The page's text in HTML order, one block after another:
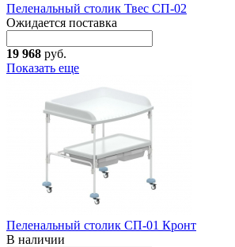
Пеленальный столик Твес СП-02
Ожидается поставка
19 968 руб.
Показать еще
Пеленальный столик СП-01 Кронт
В наличии